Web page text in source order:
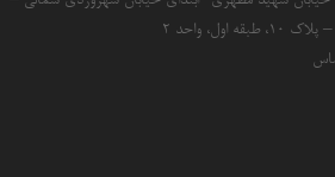
اول، واحد 2